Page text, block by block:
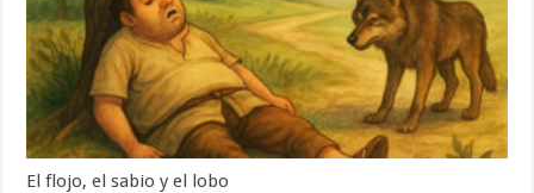
El flojo, el sabio y el lobo